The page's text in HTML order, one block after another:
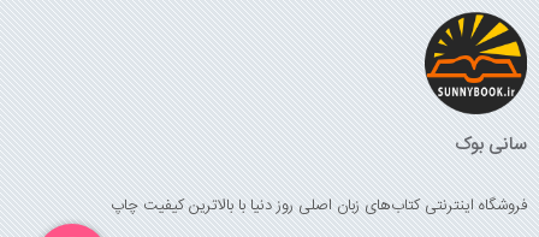
سانی بوک
فروشگاه اینترنتی کتاب‌های زبان اصلی روز دنیا با بالاترین کیفیت چاپ